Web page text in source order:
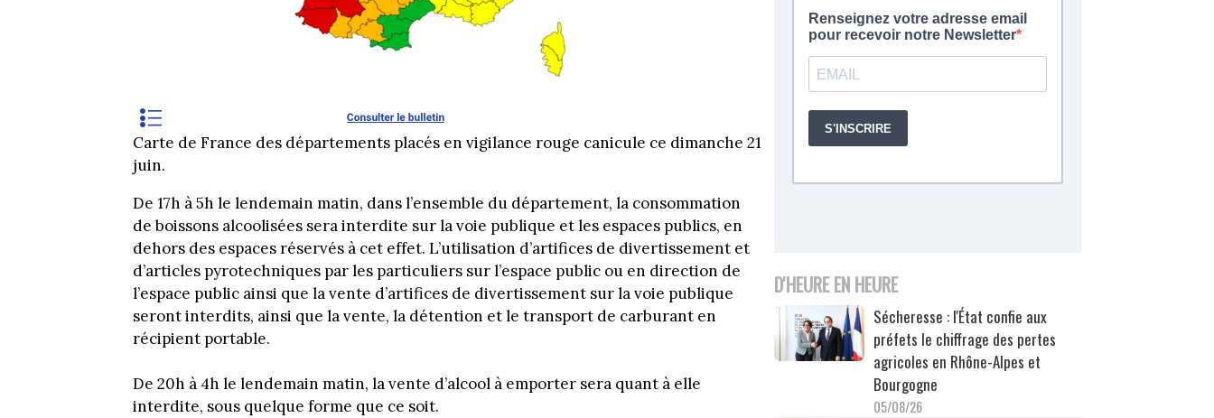
Carte de France des départements placés en vigilance rouge canicule ce dimanche 21
juin.
De 17h à 5h le lendemain matin, dans l’ensemble du département, la consommation
de boissons alcoolisées sera interdite sur la voie publique et les espaces publics, en
dehors des espaces réservés à cet effet. L’utilisation d’artifices de divertissement et
d’articles pyrotechniques par les particuliers sur l’espace public ou en direction de
l’espace public ainsi que la vente d’artifices de divertissement sur la voie publique
seront interdits, ainsi que la vente, la détention et le transport de carburant en
récipient portable.
De 20h à 4h le lendemain matin, la vente d’alcool à emporter sera quant à elle
interdite, sous quelque forme que ce soit.
D'HEURE EN HEURE
Sécheresse : l'État confie aux
préfets le chiffrage des pertes
agricoles en Rhône-Alpes et
Bourgogne
05/08/26